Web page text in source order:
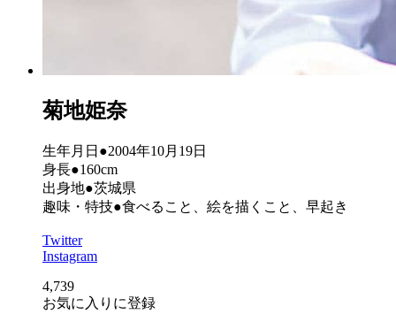
菊地姫奈
生年月日●2004年10月19日
身長●160cm
出身地●茨城県
趣味・特技●食べること、絵を描くこと、早起き
Twitter
Instagram
4,739
お気に入りに登録